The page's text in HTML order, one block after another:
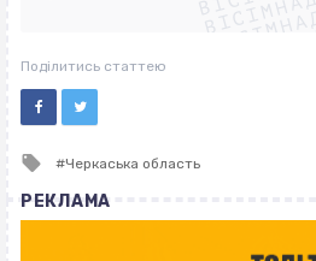
Поділитись статтею
Tagged
Черкаська область
РЕКЛАМА